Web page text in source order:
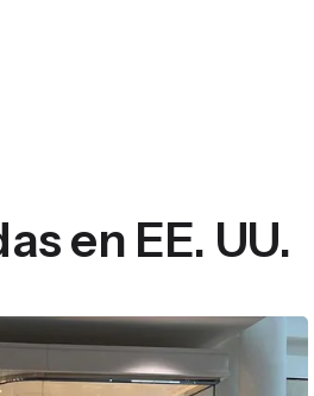
en EE. UU.